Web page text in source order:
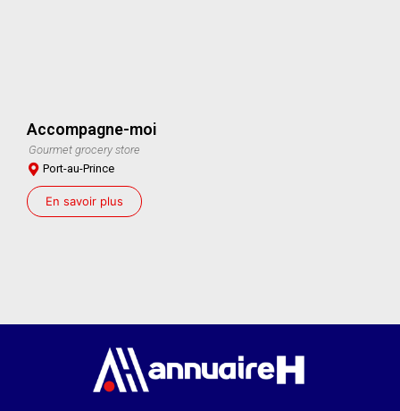
Accompagne-moi
Gourmet grocery store
Port-au-Prince
En savoir plus